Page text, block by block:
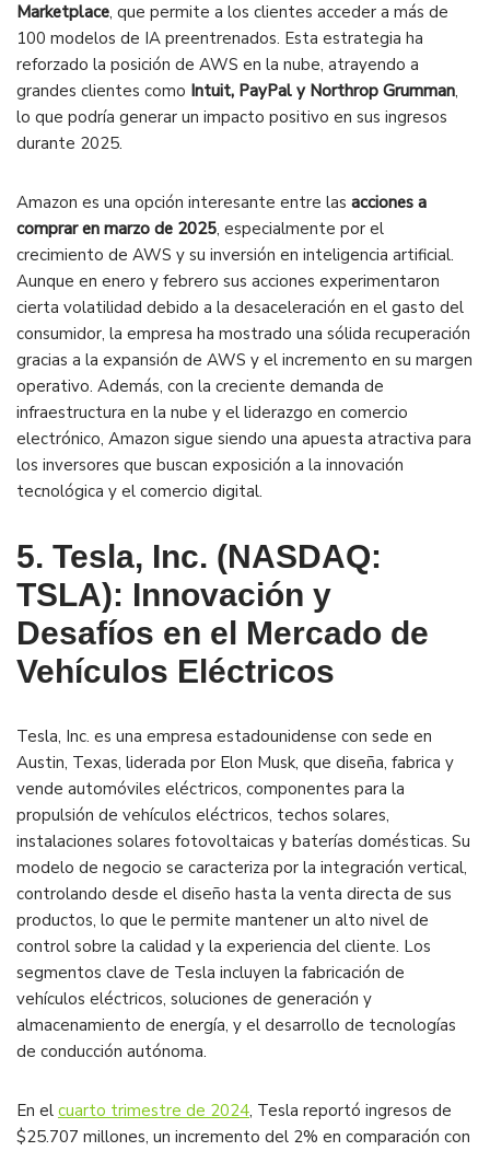
Marketplace, que permite a los clientes acceder a más de
100 modelos de IA preentrenados. Esta estrategia ha
reforzado la posición de AWS en la nube, atrayendo a
grandes clientes como Intuit, PayPal y Northrop Grumman,
lo que podría generar un impacto positivo en sus ingresos
durante 2025​.
Amazon es una opción interesante entre las acciones a
comprar en marzo de 2025, especialmente por el
crecimiento de AWS y su inversión en inteligencia artificial.
Aunque en enero y febrero sus acciones experimentaron
cierta volatilidad debido a la desaceleración en el gasto del
consumidor, la empresa ha mostrado una sólida recuperación
gracias a la expansión de AWS y el incremento en su margen
operativo. Además, con la creciente demanda de
infraestructura en la nube y el liderazgo en comercio
electrónico, Amazon sigue siendo una apuesta atractiva para
los inversores que buscan exposición a la innovación
tecnológica y el comercio digital.
5. Tesla, Inc. (NASDAQ:
TSLA): Innovación y
Desafíos en el Mercado de
Vehículos Eléctricos
Tesla, Inc. es una empresa estadounidense con sede en
Austin, Texas, liderada por Elon Musk, que diseña, fabrica y
vende automóviles eléctricos, componentes para la
propulsión de vehículos eléctricos, techos solares,
instalaciones solares fotovoltaicas y baterías domésticas. Su
modelo de negocio se caracteriza por la integración vertical,
controlando desde el diseño hasta la venta directa de sus
productos, lo que le permite mantener un alto nivel de
control sobre la calidad y la experiencia del cliente. Los
segmentos clave de Tesla incluyen la fabricación de
vehículos eléctricos, soluciones de generación y
almacenamiento de energía, y el desarrollo de tecnologías
de conducción autónoma.
En el cuarto trimestre de 2024, Tesla reportó ingresos de
$25.707 millones, un incremento del 2% en comparación con